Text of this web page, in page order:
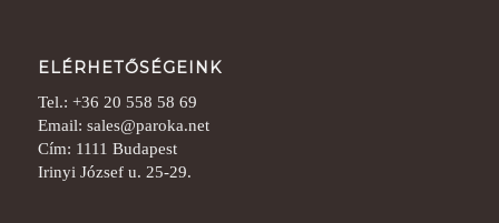
ELÉRHETŐSÉGEINK
Tel.: +36 20 558 58 69
Email: sales@paroka.net
Cím: 1111 Budapest
Irinyi József u. 25-29.